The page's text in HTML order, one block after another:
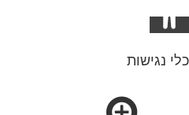
ת
ס
כלי נגישות